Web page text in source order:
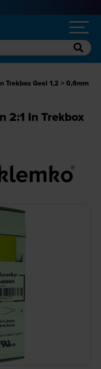
Trekbox Geel 1,2 > 0,6mm
2:1 In Trekbox